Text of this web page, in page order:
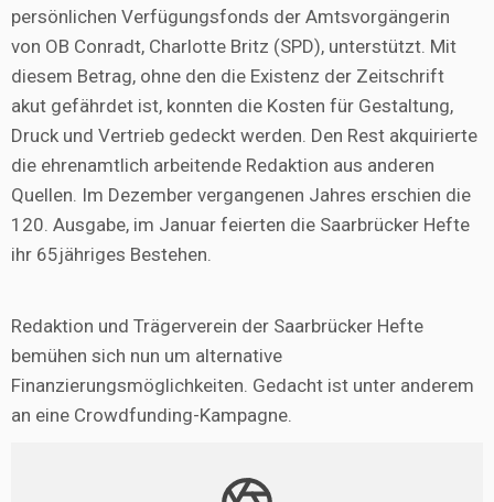
persönlichen Verfügungsfonds der Amtsvorgängerin
von OB Conradt, Charlotte Britz (SPD), unterstützt. Mit
diesem Betrag, ohne den die Existenz der Zeitschrift
akut gefährdet ist, konnten die Kosten für Gestaltung,
Druck und Vertrieb gedeckt werden. Den Rest akquirierte
die ehrenamtlich arbeitende Redaktion aus anderen
Quellen. Im Dezember vergangenen Jahres erschien die
120. Ausgabe, im Januar feierten die Saarbrücker Hefte
ihr 65jähriges Bestehen.
Redaktion und Trägerverein der Saarbrücker Hefte
bemühen sich nun um alternative
Finanzierungsmöglichkeiten. Gedacht ist unter anderem
an eine Crowdfunding-Kampagne.